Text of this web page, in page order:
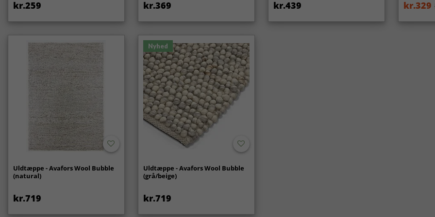
kr.259 kr.369 kr.439 kr.329
Uldtæppe - Avafors Wool Bubble
(natural)
kr.719
Nyhed
Uldtæppe - Avafors Wool Bubble
(grå/beige)
kr.719